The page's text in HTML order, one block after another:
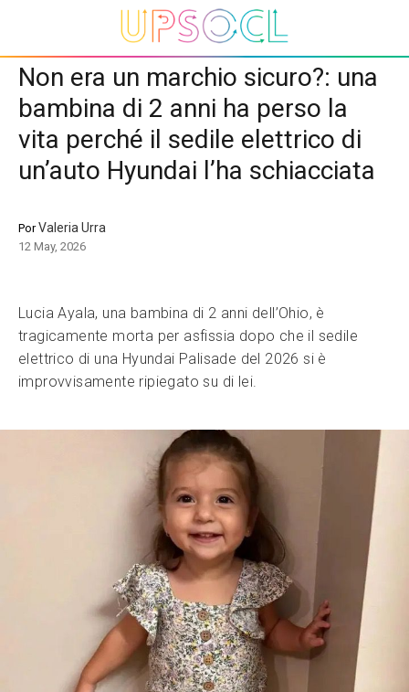
Non era un marchio sicuro?: una
bambina di 2 anni ha perso la
vita perché il sedile elettrico di
un’auto Hyundai l’ha schiacciata
PorValeria Urra
12 May, 2026
Lucia Ayala, una bambina di 2 anni dell’Ohio, è
tragicamente morta per asfissia dopo che il sedile
elettrico di una Hyundai Palisade del 2026 si è
improvvisamente ripiegato su di lei.